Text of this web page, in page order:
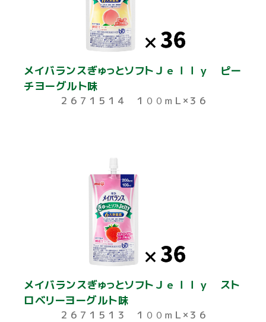
メイバランスぎゅっとソフトＪｅｌｌｙ ピー
チヨーグルト味
２６７１５１４ １００ｍＬ×３６
メイバランスぎゅっとソフトＪｅｌｌｙ スト
ロベリーヨーグルト味
２６７１５１３ １００ｍＬ×３６